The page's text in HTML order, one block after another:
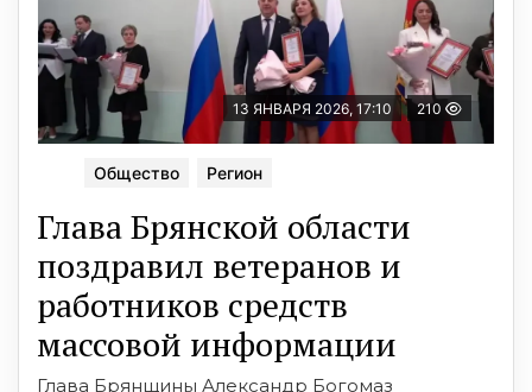
13 ЯНВАРЯ 2026, 17:10 210
Общество Регион
Глава Брянской области
поздравил ветеранов и
работников средств
массовой информации
Глава Брянщины Александр Богомаз